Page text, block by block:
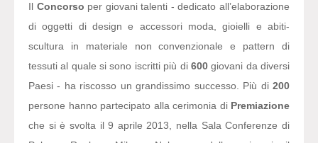
Il Concorso per giovani talenti - dedicato all’elaborazione
di oggetti di design e accessori moda, gioielli e abiti-
scultura in materiale non convenzionale e pattern di
tessuti al quale si sono iscritti più di 600giovani da diversi
Paesi - ha riscosso un grandissimo successo. Più di 200
persone hanno partecipato alla cerimonia di Premiazione
che si è svolta il 9 aprile 2013, nella Sala Conferenze di